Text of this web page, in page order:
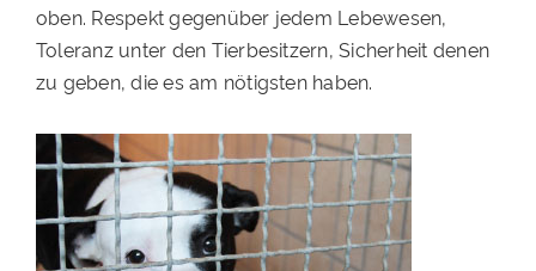
RATGEBER
oben. Respekt gegenüber jedem Lebewesen,
Toleranz unter den Tierbesitzern, Sicherheit denen
zu geben, die es am nötigsten haben.